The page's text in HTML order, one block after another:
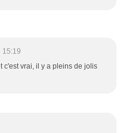
15:19
c'est vrai, il y a pleins de jolis